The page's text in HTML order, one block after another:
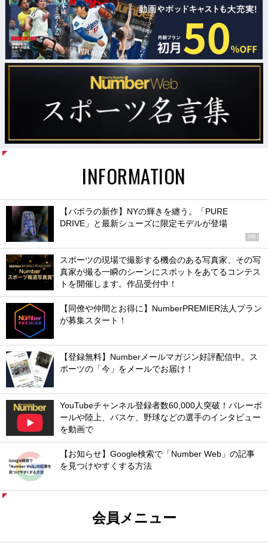
INFORMATION
【バボラの新作】NYの輝きを纏う。「PURE
DRIVE」と最新シューズに限定モデルが登場
PR
スポーツの現場で撮影する機会のある写真家、その写
真家が撮る一瞬のシーンにスポットをあてるコンテス
トを開催します。作品受付中！
【同僚や仲間とお得に】NumberPREMIER法人プラン
が募集スタート！
【登録無料】Numberメールマガジン好評配信中。ス
ポーツの「今」をメールでお届け！
YouTubeチャンネル登録者数60,000人突破！バレーボ
ールや陸上、バスケ、野球などの選手のインタビュー
を動画で
【お知らせ】Google検索で「Number Web」の記事
を見つけやすくする方法
会員メニュー